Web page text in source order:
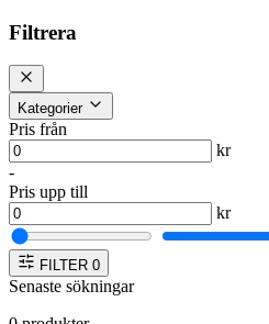
Filtrera
Kategorier
Pris från
kr
-
Pris upp till
kr
FILTER 0
Senaste sökningar